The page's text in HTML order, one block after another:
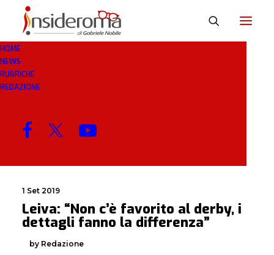
HOME
NEWS
RUBRICHE
REDAZIONE
LEIVA
MENU
1 Set 2019
Leiva: “Non c’è favorito al derby, i
dettagli fanno la differenza”
by Redazione